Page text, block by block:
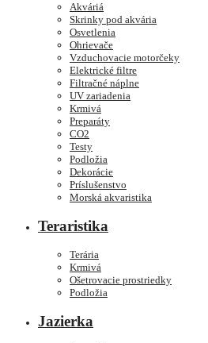
Akváriá
Skrinky pod akvária
Osvetlenia
Ohrievače
Vzduchovacie motorčeky
Elektrické filtre
Filtračné náplne
UV zariadenia
Krmivá
Preparáty
CO2
Testy
Podložia
Dekorácie
Príslušenstvo
Morská akvaristika
Teraristika
Terária
Krmivá
Ošetrovacie prostriedky
Podložia
Jazierka